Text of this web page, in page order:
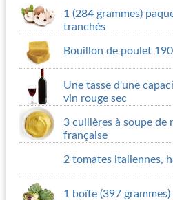
1 (284 grammes)
tranchés
Bouillon de poulet
Une tasse d'une
vin rouge sec
3 cuillères à soupe de
française
2 tomates italiennes,
1 boîte (397